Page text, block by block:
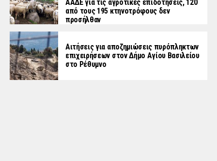
ΑΑΔΕ για τις αγροτικές επιδοτήσεις, 120
από τους 195 κτηνοτρόφους δεν
προσήλθαν
Αιτήσεις για αποζημιώσεις πυρόπληκτων
επιχειρήσεων στον Δήμο Αγίου Βασιλείου
στο Ρέθυμνο